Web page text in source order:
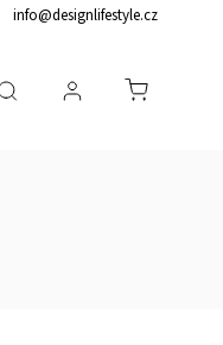
info@designlifestyle.cz